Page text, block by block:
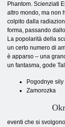
Phantom. Scienziati
altro mondo, ma non
colpito dalla
forma, passando
La popolarità della
un certo numero di
è apparso – una
un fantasma, gode
Pogodnye sily
Zamorozka
eventi che si